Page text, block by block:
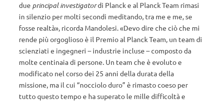
due principal investigatordi Planck e al Planck Team rimasi
in silenzio per molti secondi meditando, tra me e me, se
fosse realtà», ricorda Mandolesi. «Devo dire che ciò che mi
rende più orgoglioso è il Premio al Planck Team, un team di
scienziati e ingegneri – industrie incluse – composto da
molte centinaia di persone. Un team che è evoluto e
modificato nel corso dei 25 anni della durata della
missione, ma il cui “nocciolo duro” è rimasto coeso per
tutto questo tempo e ha superato le mille difficoltà e